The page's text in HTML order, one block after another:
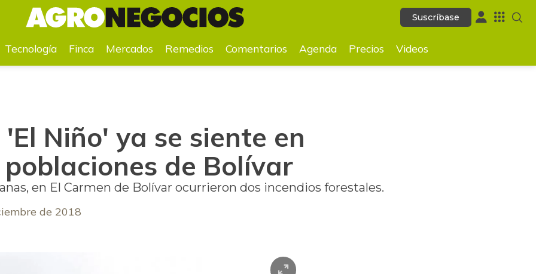
Suscríbase
de Bolívar
Suscríbase
Tecnología Finca Mercados Remedios Comentarios Agenda Precios Videos
'El Niño' ya se siente en
de Bolívar
en El Carmen de Bolívar ocurrieron dos incendios forestales.
de 2018